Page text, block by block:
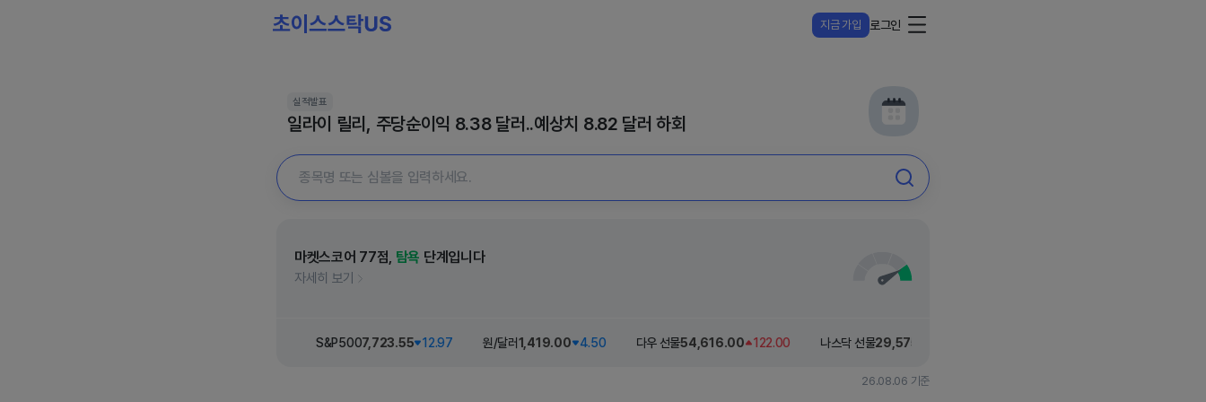
지금 가입 로그인
실적발표
일라이 릴리, 주당순이익 8.38 달러..예상치 8.82 달러 하회
마켓스코어 77점, 탐욕 단계입니다
자세히 보기
S&P5007,723.55 12.97 원/달러1,419.00 4.50 다우 선물54,616.00 122.00 나스닥 선물29,575
26.08.06 기준